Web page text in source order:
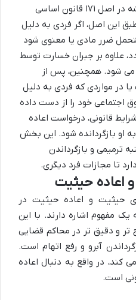
این مورد که ریشه در اصل ۱۷۱ قانون اساسی
این اصل، اگر فردی به دلیل
ضرر مادی یا معنوی شود
علاوه بر جبران خسارت توسط
می شود. همچنین، پس از
در مواردی که فردی به دلیل
اجتماعی خود را از دست داده
قانونی، درخواست اعاده
او بازگردانده شود. این بخش
ترمیمی و بازگرداندن
تا مجازات فرد دیگری.
اعاده حیثیت
حیثیت و اعاده حیثیت در
مفهوم اشاره دارند. با این
تر و دقیق تر در محاکم قضایی
آبرو و رفع اتهام است.
کند، در واقع به دنبال اعاده
است.